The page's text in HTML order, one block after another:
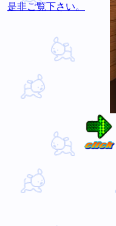
是非ご覧下さい。